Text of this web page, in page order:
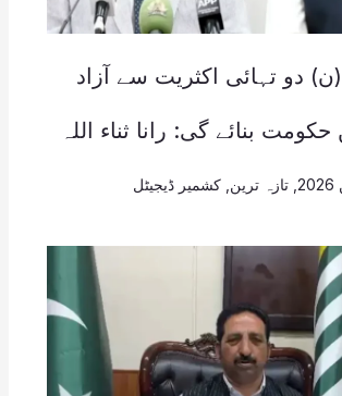
دو تہائی اکثریت سے آزاد
بنائے گی: رانا ثناء اللہ
, تازہ ترین کشمیر ڈیجیٹل